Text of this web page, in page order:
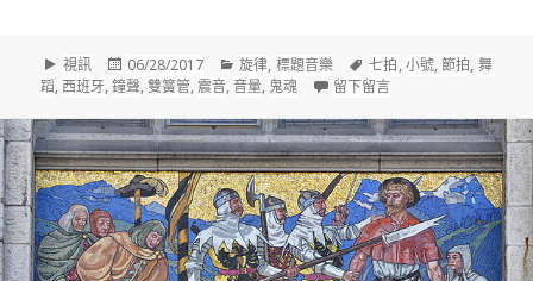
格
式
視訊
發
佈
06/28/2017
分
類
旋律, 標題音樂
標
籤
七拍,小號,節拍, 舞
蹈,西班牙,鐘聲,雙簧管, 震音,音量, 鬼魂 留下留言在 法雅(Manuel de